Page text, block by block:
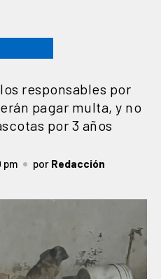
responsables por
pagar multa, y no
por 3 años
pm por Redacción